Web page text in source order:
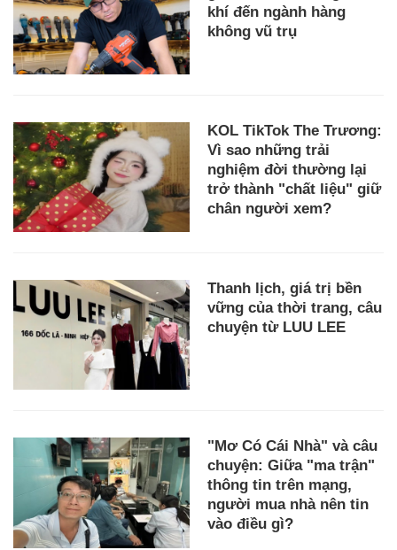
khí đến ngành hàng
không vũ trụ
KOL TikTok The Trương:
Vì sao những trải
nghiệm đời thường lại
trở thành "chất liệu" giữ
chân người xem?
Thanh lịch, giá trị bền
vững của thời trang, câu
chuyện từ LUU LEE
"Mơ Có Cái Nhà" và câu
chuyện: Giữa "ma trận"
thông tin trên mạng,
người mua nhà nên tin
vào điều gì?